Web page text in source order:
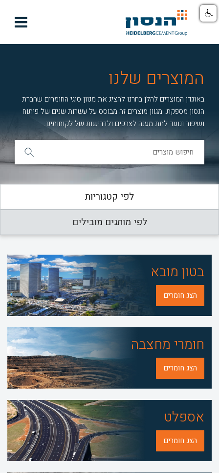

המוצרים שלנו
באוגדן המוצרים להלן בחרנו להציג את מגוון סוגי החומרים שחברת
הנסון מספקת. מגוון מוצרים זה מבוסס על עשרות שנים של פיתוח
ושיפור ונועד לתת מענה לצרכים ולדרישות של לקוחותינו.
לפי קטגוריות
לפי מותגים מובילים
בטון מובא
הצג חומרים
חומרי מחצבה
הצג חומרים
אספלט
הצג חומרים